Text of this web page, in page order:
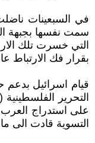
في السبعينات
سمت نفسها بجبهة
التي خسرت تلك
بقرار فك الارتباط
قيام اسرائيل
التحرير
على استدراج
التسوية قادت الى